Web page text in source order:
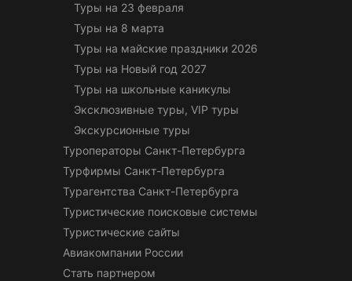
Туры на 23 февраля
Туры на 8 марта
Туры на майские праздники 2026
Туры на Новый год 2027
Туры на школьные каникулы
Эксклюзивные туры, VIP туры
Экскурсионные туры
Туроператоры Санкт-Петербурга
Турфирмы Санкт-Петербурга
Турагентства Санкт-Петербурга
Туристические поисковые системы
Туристические сайты
Авиакомпании России
Стать партнером